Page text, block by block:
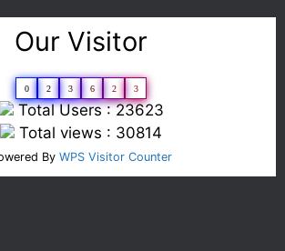
Our Visitor
0 2 3 6 2 3
Total Users : 23623
Total views : 30814
By WPS Visitor Counter